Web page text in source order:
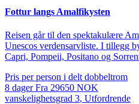
Fottur langs Amalfikysten
Reisen går til den spektakulære
Unescos verdensarvliste. I tillegg
Capri, Pompeii, Positano og
Pris per person i delt dobbeltrom
8 dager Fra 29650 NOK
vanskelighetsgrad 3, Utfordrende